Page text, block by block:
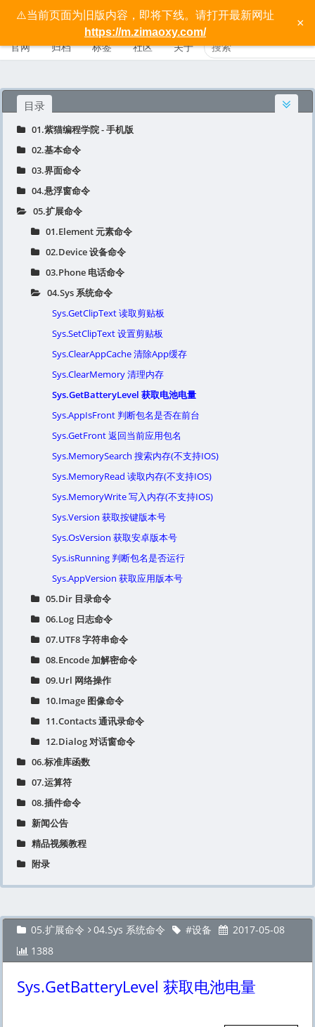
⚠️当前页面为旧版内容，即将下线。请打开最新网址
https://m.zimaoxy.com/
×
按键精灵手机版宝典 - 紫猫学院
官网 归档 标签 社区 关于
目录
01.紫猫编程学院 - 手机版
02.基本命令
03.界面命令
04.悬浮窗命令
05.扩展命令
01.Element 元素命令
02.Device 设备命令
03.Phone 电话命令
04.Sys 系统命令
Sys.GetClipText 读取剪贴板
Sys.SetClipText 设置剪贴板
Sys.ClearAppCache 清除App缓存
Sys.ClearMemory 清理内存
Sys.GetBatteryLevel 获取电池电量
Sys.AppIsFront 判断包名是否在前台
Sys.GetFront 返回当前应用包名
Sys.MemorySearch 搜索内存(不支持IOS)
Sys.MemoryRead 读取内存(不支持IOS)
Sys.MemoryWrite 写入内存(不支持IOS)
Sys.Version 获取按键版本号
Sys.OsVersion 获取安卓版本号
Sys.isRunning 判断包名是否运行
Sys.AppVersion 获取应用版本号
05.Dir 目录命令
06.Log 日志命令
07.UTF8 字符串命令
08.Encode 加解密命令
09.Url 网络操作
10.Image 图像命令
11.Contacts 通讯录命令
12.Dialog 对话窗命令
06.标准库函数
07.运算符
08.插件命令
新闻公告
精品视频教程
附录
05.扩展命令 04.Sys 系统命令 设备
2017-05-08
1388
Sys.GetBatteryLevel 获取电池电量